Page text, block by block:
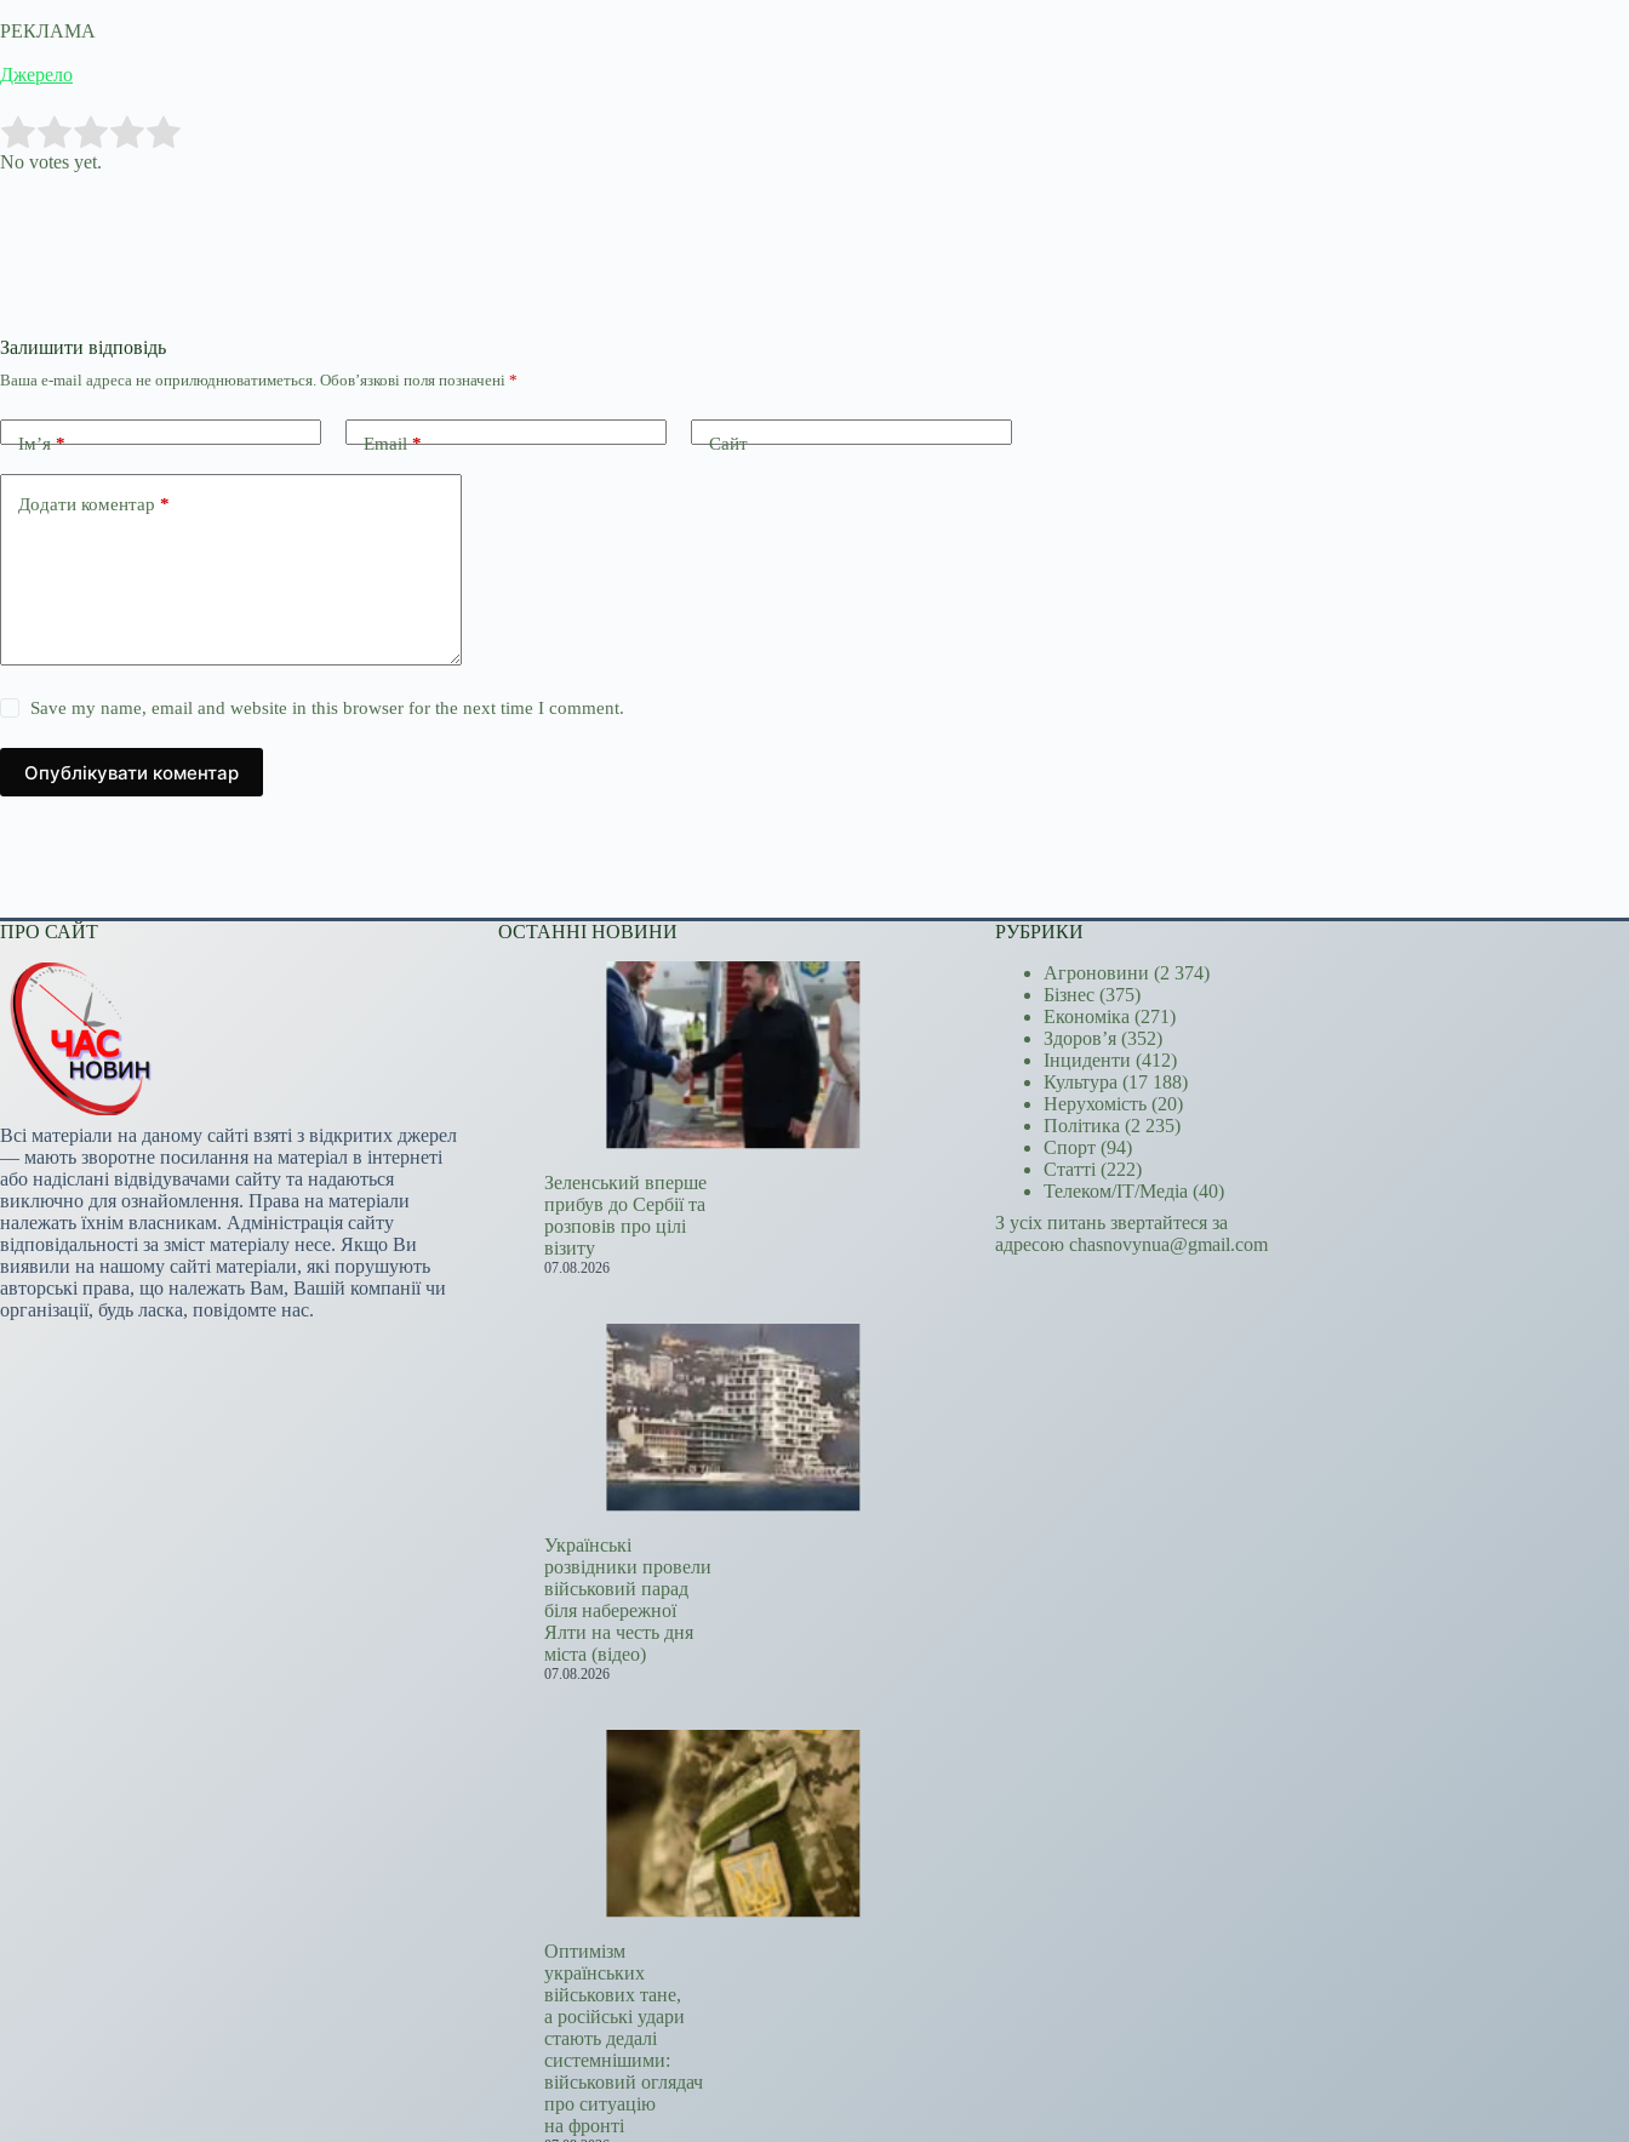
РЕКЛАМА
Джерело
Rate this item:
No votes yet.
Залишити відповідь
Ваша e-mail адреса не оприлюднюватиметься. Обов’язкові поля позначені *
Ім’я* Email* Сайт
Додати коментар *
Save my name, email and website in this browser for the next time I comment.
Опублікувати коментар
ПРО САЙТ
Всі матеріали на даному сайті взяті з відкритих джерел
— мають зворотне посилання на матеріал в інтернеті
або надіслані відвідувачами сайту та надаються
виключно для ознайомлення. Права на матеріали
належать їхнім власникам. Адміністрація сайту
відповідальності за зміст матеріалу несе. Якщо Ви
виявили на нашому сайті матеріали, які порушують
авторські права, що належать Вам, Вашій компанії чи
організації, будь ласка, повідомте нас.
ОСТАННІ НОВИНИ
Зеленський вперше
прибув до Сербії та
розповів про цілі
візиту
07.08.2026
Українські
розвідники провели
військовий парад
біля набережної
Ялти на честь дня
міста (відео)
07.08.2026
Оптимізм
українських
військових тане,
а російські удари
стають дедалі
системнішими:
військовий оглядач
про ситуацію
на фронті
РУБРИКИ
Агроновини (2 374)
Бізнес (375)
Економіка (271)
Здоров’я (352)
Інциденти (412)
Культура (17 188)
Нерухомість (20)
Політика (2 235)
Спорт (94)
Статті (222)
Телеком/ІТ/Медіа (40)
З усіх питань звертайтеся за
адресою chasnovynua@gmail.com